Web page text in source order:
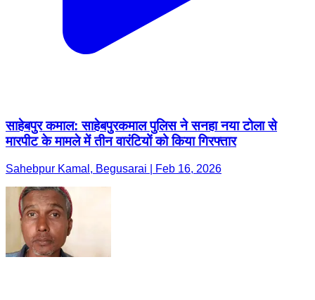
साहेबपुर कमाल: साहेबपुरकमाल पुलिस ने सनहा नया टोला से
मारपीट के मामले में तीन वारंटियों को किया गिरफ्तार
Sahebpur Kamal, Begusarai | Feb 16, 2026